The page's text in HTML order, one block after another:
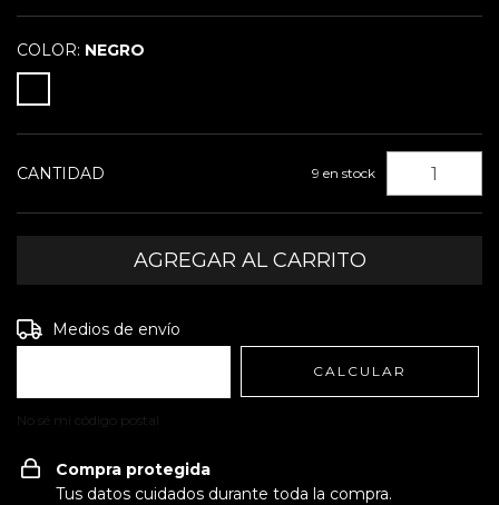
COLOR: NEGRO
CANTIDAD 9 en stock
Entregas para el CP:
Medios de envío
CALCULAR
No sé mi código postal
Compra protegida
Tus datos cuidados durante toda la compra.